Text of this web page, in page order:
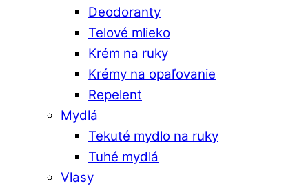
Deodoranty
Telové mlieko
Krém na ruky
Krémy na opaľovanie
Repelent
Mydlá
Tekuté mydlo na ruky
Tuhé mydlá
Vlasy